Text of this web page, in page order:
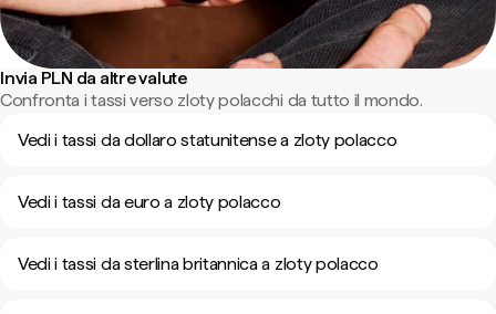
Invia PLN da altre valute
Confronta i tassi verso zloty polacchi da tutto il mondo.
Vedi i tassi da dollaro statunitense a zloty polacco
Vedi i tassi da euro a zloty polacco
Vedi i tassi da sterlina britannica a zloty polacco